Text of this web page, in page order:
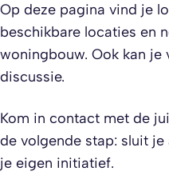
Op deze pagina vind je
beschikbare locaties en
woningbouw. Ook kan je
discussie.
Kom in contact met de
de volgende stap: sluit
je eigen initiatief.